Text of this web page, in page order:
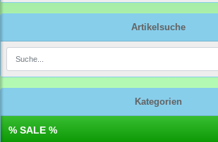
Artikelsuche
Kategorien
% SALE %